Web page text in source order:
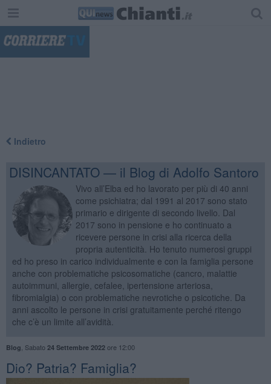
Indietro
DISINCANTATO — il Blog di Adolfo Santoro
Vivo all’Elba ed ho lavorato per più di 40 anni
come psichiatra; dal 1991 al 2017 sono stato
primario e dirigente di secondo livello. Dal
2017 sono in pensione e ho continuato a
ricevere persone in crisi alla ricerca della
propria autenticità. Ho tenuto numerosi gruppi
ed ho preso in carico individualmente e con la famiglia persone
anche con problematiche psicosomatiche (cancro, malattie
autoimmuni, allergie, cefalee, ipertensione arteriosa,
fibromialgia) o con problematiche nevrotiche o psicotiche. Da
anni ascolto le persone in crisi gratuitamente perché ritengo
che c’è un limite all’avidità.
Blog Sabato 24 Settembre 2022ore 12:00
​Dio? Patria? Famiglia?